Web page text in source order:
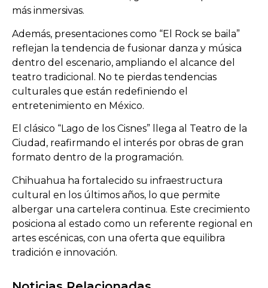
más inmersivas.
Además, presentaciones como “El Rock se baila”
reflejan la tendencia de fusionar danza y música
dentro del escenario, ampliando el alcance del
teatro tradicional. No te pierdas tendencias
culturales que están redefiniendo el
entretenimiento en México.
El clásico “Lago de los Cisnes” llega al Teatro de la
Ciudad , reafirmando el interés por obras de gran
formato dentro de la programación.
Chihuahua ha fortalecido su infraestructura
cultural en los últimos años, lo que permite
albergar una cartelera continua. Este crecimiento
posiciona al estado como un referente regional en
artes escénicas, con una oferta que equilibra
tradición e innovación.